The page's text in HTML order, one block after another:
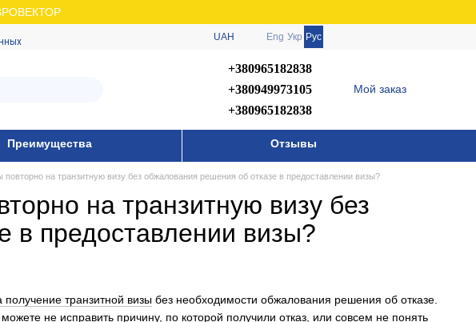
UAH Eng Укр Рус
+380965182838
+380949973105
+380965182838
Мой заказ
Преимущества Отзывы
на транзитную визу без обжалования решения об отказе в предоставлении визы?
на транзитную визу без
в предоставлении визы?
транзитной визы без необходимости обжалования решения об отказе.
не исправить причину, по которой получили отказ, или совсем не понять